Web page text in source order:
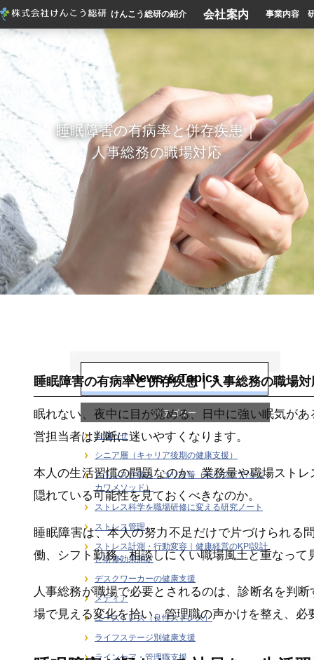
けんこう総研の紹介 会社案内 事業内容
睡眠障害の有病率と併存疾患｜
人事総務の職場対応
睡眠障害の有病率と併存疾患｜人事総務の職場対
眠れない、夜中に目が覚める、日中に強い眠気が
営担当者は判断に迷いやすくなります。
本人の生活習慣の問題なのか。業務量や職場スト
隠れている可能性を見ておくべきなのか。
睡眠障害は、本人の努力不足だけで片づけられる
働、シフト勤務、相談しにくい職場風土と重なって
人事総務が職場で必要とされるのは、診断名を判
場で見える変化を拾い、管理職の声かけを整え、
News & Topics
カテゴリー
お知らせ
シニア層（キャリア後期の健康支援）
ストレス性痛み・コリ改善（セルフケア/タニ
カワメソッド）
ストレス科学を職場研修に変える研究ノート
ストレス管理
ストレス計測・行動変容｜健康経営のKPI設計
と研修効果測定
デスクワーカーの健康支援
メディア
ユーストレス（良性ストレス）
ライフステージ別健康支援
ラインケア・管理職支援